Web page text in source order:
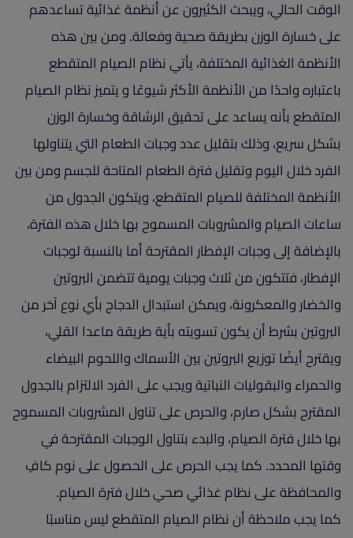
الوقت الحالي، ويبحث الكثيرون عن أنظمة غذائية تساعدهم
على خسارة الوزن بطريقة صحية وفعالة. ومن بين هذه
الأنظمة الغذائية المختلفة، يأتي نظام الصيام المتقطع
باعتباره واحدًا من الأنظمة الأكثر شيوعًا و يتميز نظام الصيام
المتقطع بأنه يساعد على تحقيق الرشاقة وخسارة الوزن
بشكل سريع، وذلك بتقليل عدد وجبات الطعام التي يتناولها
الفرد خلال اليوم وتقليل فترة الطعام المتاحة للجسم ومن بين
الأنظمة المختلفة للصيام المتقطع، ويتكون الجدول من
ساعات الصيام والمشروبات المسموح بها خلال هذه الفترة،
بالإضافة إلى وجبات الإفطار المقترحة أما بالنسبة لوجبات
الإفطار، فتتكون من ثلاث وجبات يومية تتضمن البروتين
والخضار والمعكرونة، ويمكن استبدال الدجاج بأي نوع آخر من
البروتين بشرط أن يكون تسويته بأية طريقة ماعدا القلي،
ويقترح أيضًا توزيع البروتين بين الأسماك واللحوم البيضاء
والحمراء والبقوليات النباتية ويجب على الفرد الالتزام بالجدول
المقترح بشكل صارم، والحرص على تناول المشروبات المسموح
بها خلال فترة الصيام، والبدء بتناول الوجبات المقترحة في
وقتها المحدد. كما يجب الحرص على الحصول على نوم كافٍ
والمحافظة على نظام غذائي صحي خلال فترة الصيام.
كما يجب ملاحظة أن نظام الصيام المتقطع ليس مناسبًا